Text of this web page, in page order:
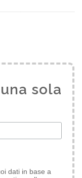
sola
dati in base a